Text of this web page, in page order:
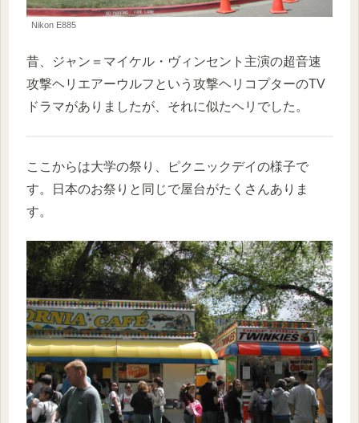
Nikon E885
昔、ジャン＝マイケル・ヴィンセント主演の超音速
攻撃ヘリエアーウルフという攻撃ヘリコプターのTV
ドラマがありましたが、それに似たヘリでした。
ここからは大学の祭り、ピクニックデイの様子で
す。日本のお祭りと同じで屋台がたくさんありま
す。